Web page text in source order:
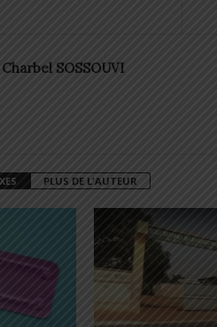
Charbel SOSSOUVI
PLUS DE L'AUTEUR